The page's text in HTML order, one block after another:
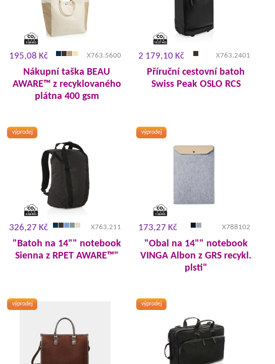
195,08 Kč X763.5600
Nákupní taška BEAU
AWARE™ z recyklovaného
plátna 400 gsm
2 179,10 Kč X763.2401
Příruční cestovní batoh
Swiss Peak OSLO RCS
výprodej
326,27 Kč X763.211
"Batoh na 14"" notebook
Sienna z RPET AWARE™"
výprodej
173,27 Kč X788102
"Obal na 14"" notebook
VINGA Albon z GRS recykl.
plsti"
výprodej výprodej